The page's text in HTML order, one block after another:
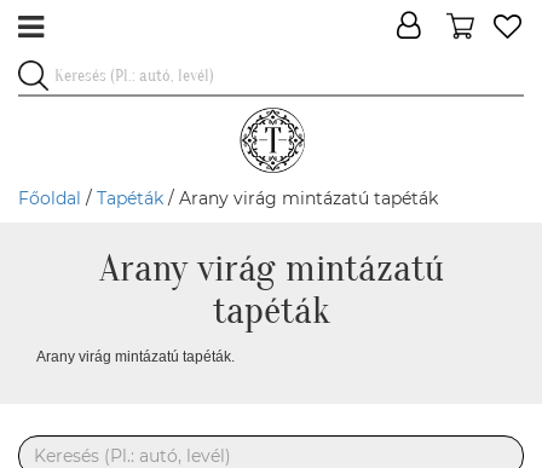
Főoldal / Tapéták / Arany virág mintázatú tapéták
Arany virág mintázatú
tapéták
Arany virág mintázatú tapéták.